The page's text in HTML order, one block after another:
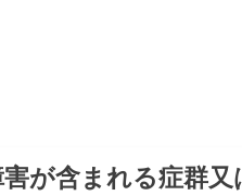
が含まれる症群